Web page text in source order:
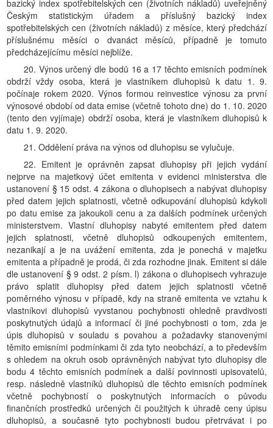
bazický index spotřebitelských cen (životních nákladů) uveřejněný
Českým statistickým úřadem a příslušný bazický index
spotřebitelských cen (životních nákladů) z měsíce, který předchází
příslušnému měsíci o dvanáct měsíců, případně je tomuto
předcházejícímu měsíci nejblíže.
20. Výnos určený dle bodů 16 a 17 těchto emisních podmínek
obdrží vždy osoba, která je vlastníkem dluhopisů k datu 1. 9.
počínaje rokem 2020. Výnos formou reinvestice výnosu za první
výnosové období od data emise (včetně tohoto dne) do 1. 10. 2020
(tento den vyjímaje) obdrží osoba, která je vlastníkem dluhopisů k
datu 1. 9. 2020.
21. Oddělení práva na výnos od dluhopisu se vylučuje.
22. Emitent je oprávněn zapsat dluhopisy při jejich vydání
nejprve na majetkový účet emitenta v evidenci ministerstva dle
ustanovení § 15 odst. 4 zákona o dluhopisech a nabývat dluhopisy
před datem jejich splatnosti, včetně odkupování dluhopisů kdykoli
po datu emise za jakoukoli cenu a za dalších podmínek určených
ministerstvem. Vlastní dluhopisy nabyté emitentem před datem
jejich splatnosti, včetně dluhopisů odkoupených emitentem,
nezanikají a je na uvážení emitenta, zda je ponechá v majetku
emitenta a případně je prodá, či zda rozhodne jinak. Emitent si dále
dle ustanovení § 9 odst. 2 písm. l) zákona o dluhopisech vyhrazuje
právo splatit dluhopisy před datem jejich splatnosti včetně
poměrného výnosu v případě, kdy na straně emitenta ve vztahu k
vlastníkovi dluhopisů vyvstanou pochybnosti ohledně pravdivosti
poskytnutých údajů a informací či jiné pochybnosti o tom, zda je
úpis dluhopisů v souladu s povahou a požadavky stanovenými
těmito emisními podmínkami či zda tyto neobchází, a to především
s ohledem na okruh osob oprávněných nabývat tyto dluhopisy dle
bodu 4 těchto emisních podmínek a další povinnosti upisovatelů,
resp. následně vlastníků dluhopisů dle těchto emisních podmínek
včetně pochybností o poskytnutých informacích o původu
finančních prostředků určených či použitých k úhradě ceny úpisu
dluhopisů, a současně tyto pochybnosti budou přetrvávat i po